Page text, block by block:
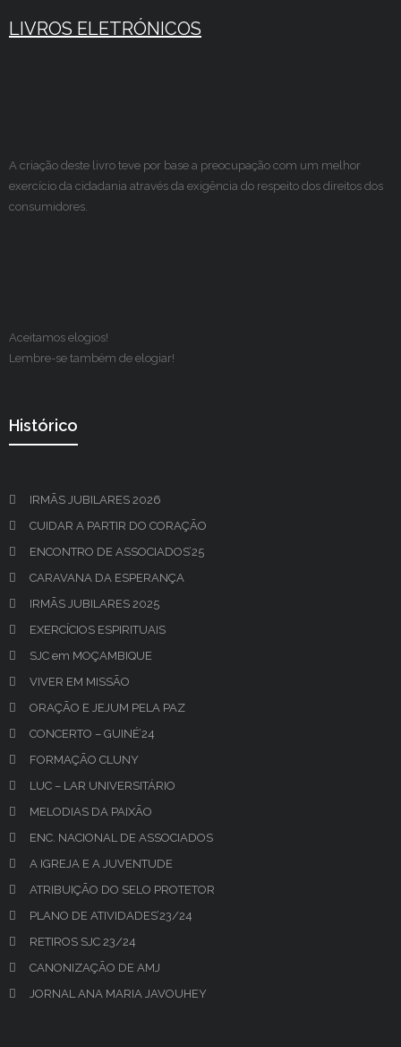
LIVROS ELETRÓNICOS
A criação deste livro teve por base a preocupação com um melhor
exercício da cidadania através da exigência do respeito dos direitos dos
consumidores.
Aceitamos elogios!
Lembre-se também de elogiar!
Histórico
IRMÃS JUBILARES 2026
CUIDAR A PARTIR DO CORAÇÃO
ENCONTRO DE ASSOCIADOS’25
CARAVANA DA ESPERANÇA
IRMÃS JUBILARES 2025
EXERCÍCIOS ESPIRITUAIS
SJC em MOÇAMBIQUE
VIVER EM MISSÃO
ORAÇÃO E JEJUM PELA PAZ
CONCERTO – GUINÉ’24
FORMAÇÃO CLUNY
LUC – LAR UNIVERSITÁRIO
MELODIAS DA PAIXÃO
ENC. NACIONAL DE ASSOCIADOS
A IGREJA E A JUVENTUDE
ATRIBUIÇÃO DO SELO PROTETOR
PLANO DE ATIVIDADES’23/24
RETIROS SJC 23/24
CANONIZAÇÃO DE AMJ
JORNAL ANA MARIA JAVOUHEY